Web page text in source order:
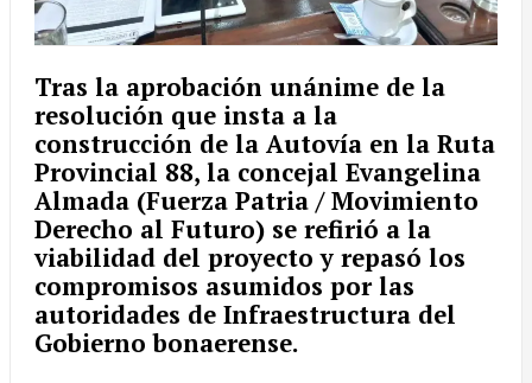
Tras la aprobación unánime de la
resolución que insta a la
construcción de la Autovía en la Ruta
Provincial 88, la concejal Evangelina
Almada (Fuerza Patria / Movimiento
Derecho al Futuro) se refirió a la
viabilidad del proyecto y repasó los
compromisos asumidos por las
autoridades de Infraestructura del
Gobierno bonaerense.